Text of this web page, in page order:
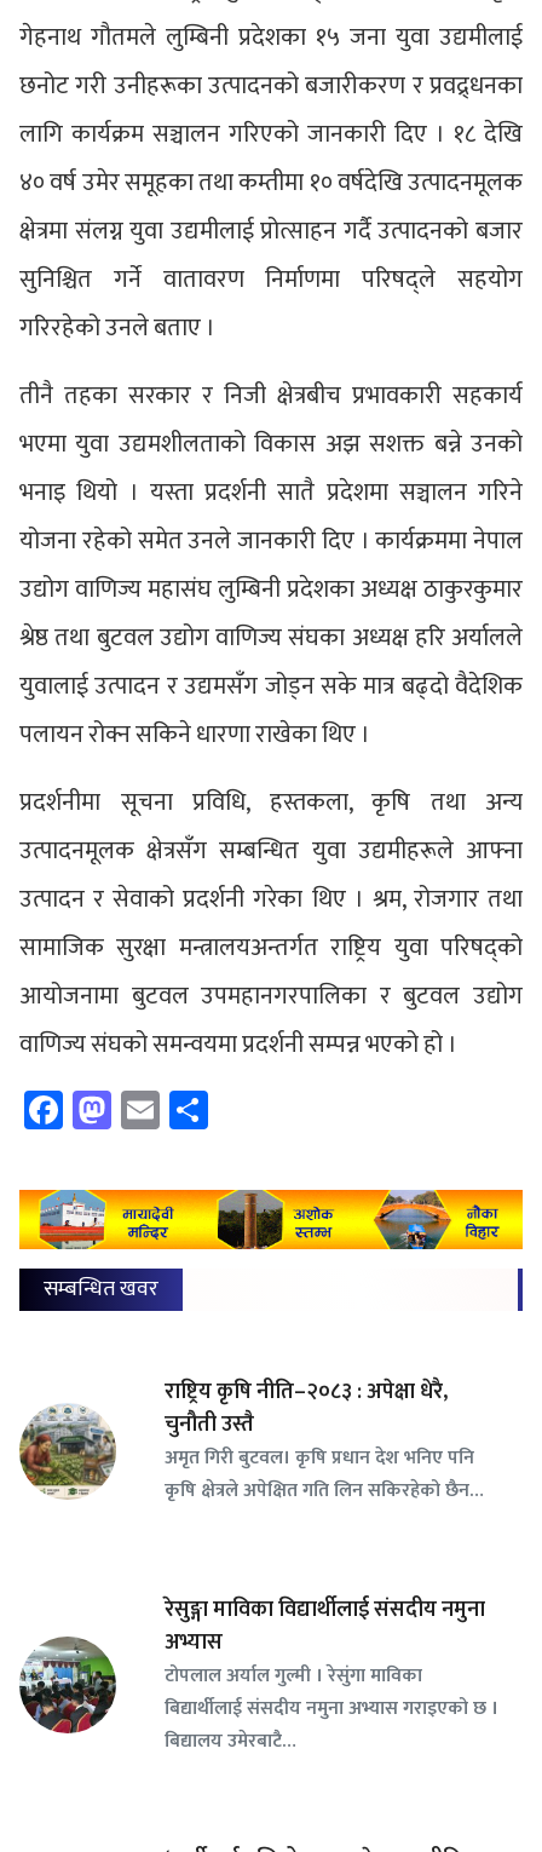
गेहनाथ गौतमले लुम्बिनी प्रदेशका १५ जना युवा उद्यमीलाई
छनोट गरी उनीहरूका उत्पादनको बजारीकरण र प्रवद्र्धनका
लागि कार्यक्रम सञ्चालन गरिएको जानकारी दिए । १८ देखि
४० वर्ष उमेर समूहका तथा कम्तीमा १० वर्षदेखि उत्पादनमूलक
क्षेत्रमा संलग्न युवा उद्यमीलाई प्रोत्साहन गर्दै उत्पादनको बजार
सुनिश्चित गर्ने वातावरण निर्माणमा परिषद्ले सहयोग
गरिरहेको उनले बताए ।
तीनै तहका सरकार र निजी क्षेत्रबीच प्रभावकारी सहकार्य
भएमा युवा उद्यमशीलताको विकास अझ सशक्त बन्ने उनको
भनाइ थियो । यस्ता प्रदर्शनी सातै प्रदेशमा सञ्चालन गरिने
योजना रहेको समेत उनले जानकारी दिए । कार्यक्रममा नेपाल
उद्योग वाणिज्य महासंघ लुम्बिनी प्रदेशका अध्यक्ष ठाकुरकुमार
श्रेष्ठ तथा बुटवल उद्योग वाणिज्य संघका अध्यक्ष हरि अर्यालले
युवालाई उत्पादन र उद्यमसँग जोड्न सके मात्र बढ्दो वैदेशिक
पलायन रोक्न सकिने धारणा राखेका थिए ।
प्रदर्शनीमा सूचना प्रविधि, हस्तकला, कृषि तथा अन्य
उत्पादनमूलक क्षेत्रसँग सम्बन्धित युवा उद्यमीहरूले आफ्ना
उत्पादन र सेवाको प्रदर्शनी गरेका थिए । श्रम, रोजगार तथा
सामाजिक सुरक्षा मन्त्रालयअन्तर्गत राष्ट्रिय युवा परिषद्को
आयोजनामा बुटवल उपमहानगरपालिका र बुटवल उद्योग
वाणिज्य संघको समन्वयमा प्रदर्शनी सम्पन्न भएको हो ।
Facebook
Mastodon
Email
सम्बन्धित खवर
राष्ट्रिय कृषि नीति–२०८३ : अपेक्षा धेरै,
चुनौती उस्तै
अमृत गिरी बुटवल। कृषि प्रधान देश भनिए पनि
कृषि क्षेत्रले अपेक्षित गति लिन सकिरहेको छैन…
रेसुङ्गा माविका विद्यार्थीलाई संसदीय नमुना
अभ्यास
टोपलाल अर्याल गुल्मी । रेसुंगा माविका
बिद्यार्थीलाई संसदीय नमुना अभ्यास गराइएको छ ।
बिद्यालय उमेरबाटै…